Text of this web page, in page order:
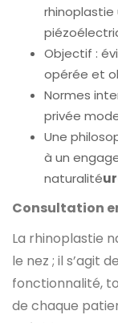
Objectif :
opérée et
Normes
privée
Une
à un
naturalité
Consultation
La rhinoplastie
le nez ; il s’agit
fonctionnalité,
de chaque